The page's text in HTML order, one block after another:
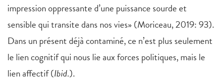
impression oppressante d’une puissance sourde et
sensible qui transite dans nos vies» (Moriceau, 2019: 93).
Dans un présent déjà contaminé, ce n’est plus seulement
le lien cognitif qui nous lie aux forces politiques, mais le
lien affectif (Ibid.).